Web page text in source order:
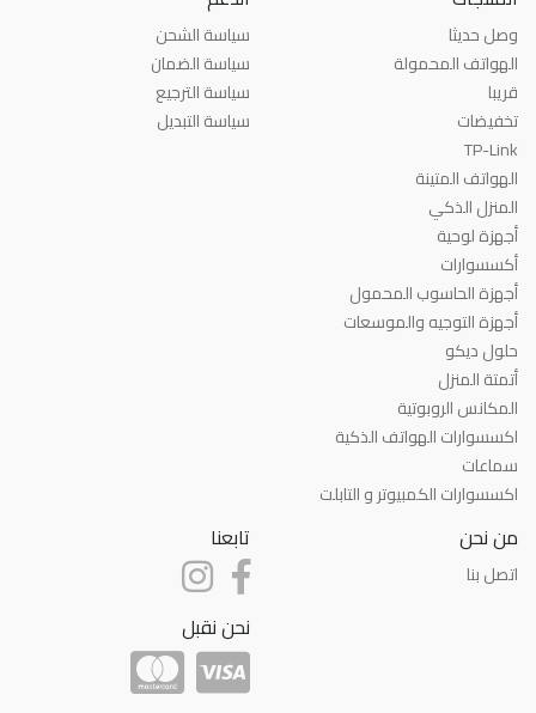
وصل حديثا
الهواتف المحمولة
قريبا
تخفيضات
TP-Link
الهواتف المتينة
المنزل الذكي
أجهزة لوحية
أكسسوارات
أجهزة الحاسوب المحمول
أجهزة التوجيه والموسعات
حلول ديكو
أتمتة المنزل
المكانس الروبوتية
اكسسوارات الهواتف الذكية
سماعات
اكسسوارات الكمبيوتر و التابلت
سياسة الشحن
سياسة الضمان
سياسة الترجيع
سياسة التبديل
من نحن
اتصل بنا
تابعنا
نحن نقبل